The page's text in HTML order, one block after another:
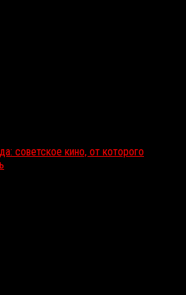
советское кино, от которого